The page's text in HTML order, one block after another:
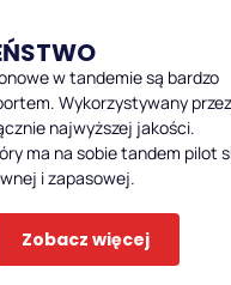
w tandemie są bardzo
Wykorzystywany
najwyższej jakości.
ma na sobie tandem pilot
i zapasowej.
Zobacz więcej